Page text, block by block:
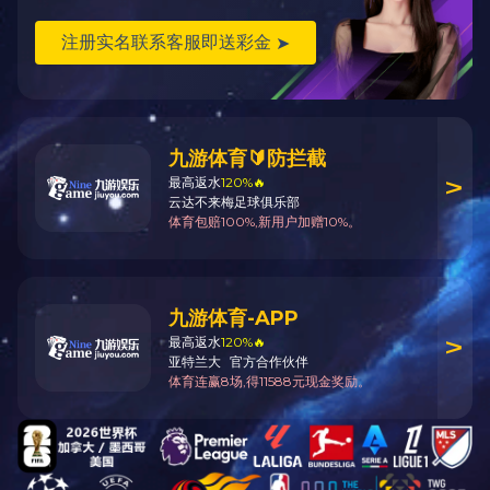
09年项目建设
关于我们
企业文化
文化活动
新闻动态